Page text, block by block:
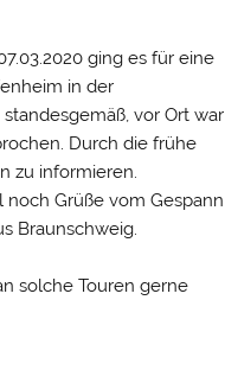
ging es für eine
in der
vor Ort war
Durch die frühe
zu informieren.
Grüße vom Gespann
Braunschweig.
solche Touren gerne